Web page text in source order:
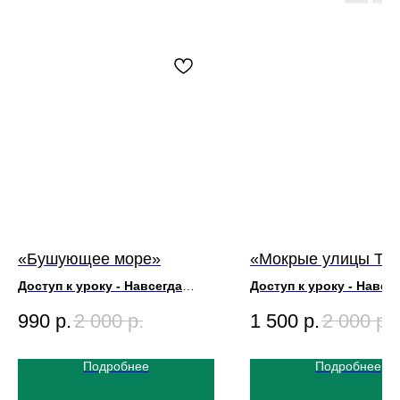
«Бушующее море»
Доступ к уроку - Навсегда
Размер Картины 50х70
990 р.2 000 р.
Подробнее
«Мокрые улицы
Доступ к уроку -
Размер Картины 50х70
1 500 р.2 000 р.
Подробнее